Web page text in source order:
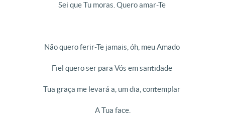
Sei que Tu moras. Quero amar-Te
Não quero ferir-Te jamais, óh, meu Amado
Fiel quero ser para Vós em santidade
Tua graça me levará a, um dia, contemplar
A Tua face.